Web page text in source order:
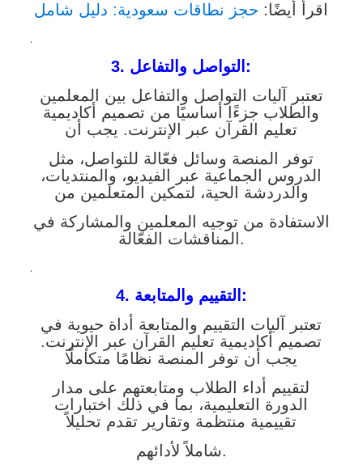
اقرأ أيضًا: حجز نطاقات سعودية: دليل شامل
.
3. التواصل والتفاعل:
تعتبر آليات التواصل والتفاعل بين المعلمين
والطلاب جزءًا أساسيًا من تصميم أكاديمية
تعليم القرآن عبر الإنترنت. يجب أن
توفر المنصة وسائل فعّالة للتواصل، مثل
الدروس الجماعية عبر الفيديو، والمنتديات،
والدردشة الحية، لتمكين المتعلمين من
الاستفادة من توجيه المعلمين والمشاركة في
المناقشات الفعّالة.
.
4. التقييم والمتابعة:
تعتبر آليات التقييم والمتابعة أداة حيوية في
تصميم أكاديمية تعليم القرآن عبر الإنترنت.
يجب أن توفر المنصة نظامًا متكاملًا
لتقييم أداء الطلاب ومتابعتهم على مدار
الدورة التعليمية، بما في ذلك اختبارات
تقييمية منتظمة وتقارير تقدم تحليلاً
شاملاً لأدائهم.